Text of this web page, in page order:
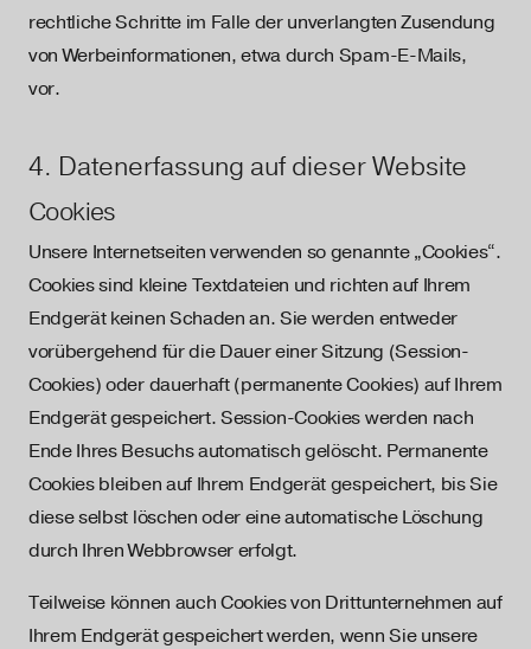
rechtliche Schritte im Falle der unverlangten Zusendung
von Werbeinformationen, etwa durch Spam-E-Mails,
vor.
4. Datenerfassung auf dieser Website
Cookies
Unsere Internetseiten verwenden so genannte „Cookies“.
Cookies sind kleine Textdateien und richten auf Ihrem
Endgerät keinen Schaden an. Sie werden entweder
vorübergehend für die Dauer einer Sitzung (Session-
Cookies) oder dauerhaft (permanente Cookies) auf Ihrem
Endgerät gespeichert. Session-Cookies werden nach
Ende Ihres Besuchs automatisch gelöscht. Permanente
Cookies bleiben auf Ihrem Endgerät gespeichert, bis Sie
diese selbst löschen oder eine automatische Löschung
durch Ihren Webbrowser erfolgt.
Teilweise können auch Cookies von Drittunternehmen auf
Ihrem Endgerät gespeichert werden, wenn Sie unsere